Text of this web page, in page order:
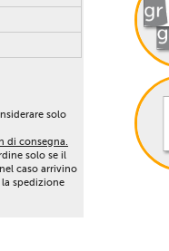
solo
di consegna.
solo se il
caso arrivino
spedizione